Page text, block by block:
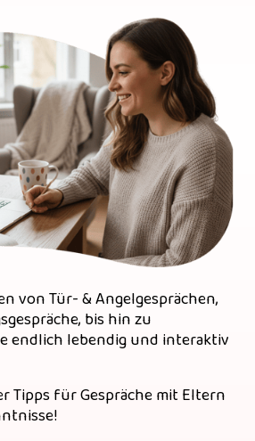
von Tür- & Angelgesprächen,
bis hin zu
endlich lebendig und interaktiv
Tipps für Gespräche mit Eltern